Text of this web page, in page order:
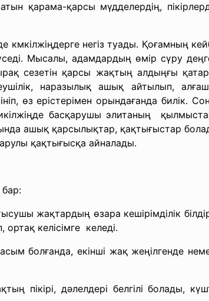
қарама-қарсы мүдделердің,
негіз туады. Қоғамның
Мысалы, адамдардың өмір сүру
сезетін қарсы жақтың алдыңғы
наразылық ашық айтылып,
өз ерістерімен орындағанда билік.
басқарушы элитаның
ашық қарсылықтар, қақтығыстар
қақтығысқа айналады.
жақтардың өзара кешірімділік
келісімге келеді.
болғанда, екінші жақ жеңілгенде
пікірі, дәлелдері белгілі болады,